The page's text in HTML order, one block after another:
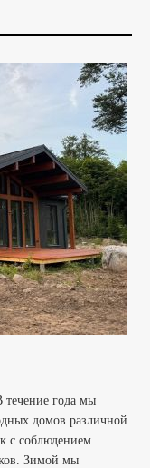
течение года мы
домов различной
с соблюдением
Зимой мы